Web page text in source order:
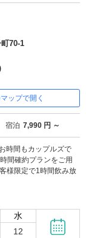
うち4.5
70-1
ップで開く
宿泊 7,990 円 ～
間もカップルズで
間確約プランをご用
様限定で1時間飲み放
水
12